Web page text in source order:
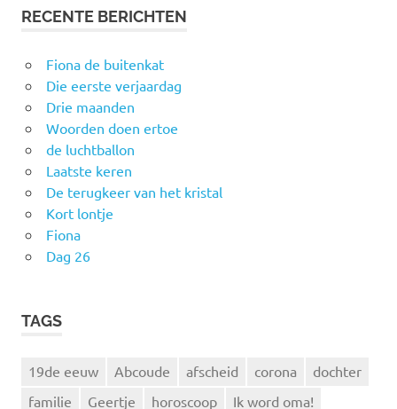
RECENTE BERICHTEN
Fiona de buitenkat
Die eerste verjaardag
Drie maanden
Woorden doen ertoe
de luchtballon
Laatste keren
De terugkeer van het kristal
Kort lontje
Fiona
Dag 26
TAGS
19de eeuw Abcoude afscheid corona
dochter
familie
Geertje horoscoop
Ik word oma!